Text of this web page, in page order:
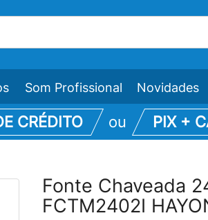
Som Profissional Novidades
CRÉDITO ou PIX +
Fonte Chaveada
FCTM2402I